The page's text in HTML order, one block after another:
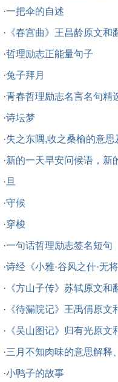
·一把伞的自述
· 《春宫曲》王昌龄原文和
·哲理励志正能量句子
·兔子拜月
·青春哲理励志名言名句精
·诗坛梦
·失之东隅,收之桑榆的意思
·新的一天早安问候语，新
· 旦
·守候
·穿梭
·一句话哲理励志签名短句
·诗经《小雅·谷风之什·无
· 《方山子传》苏轼原文和
· 《待漏院记》王禹偁原文
· 《吴山图记》归有光原文
·三月不知肉味的意思解释
·小鸭子的故事